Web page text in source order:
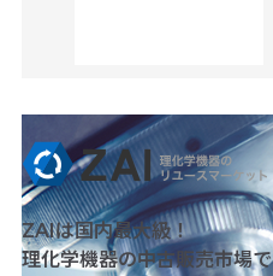
ZAIは国内最大級！
理化学機器の中古販売市場で